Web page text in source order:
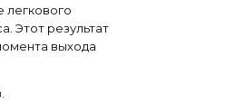
легкового
Этот результат
выхода